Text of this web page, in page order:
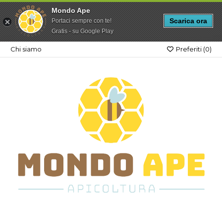
Mondo Ape
Portaci sempre con te!
Gratis - su Google Play
Scarica ora
Chi siamo Preferiti (0)